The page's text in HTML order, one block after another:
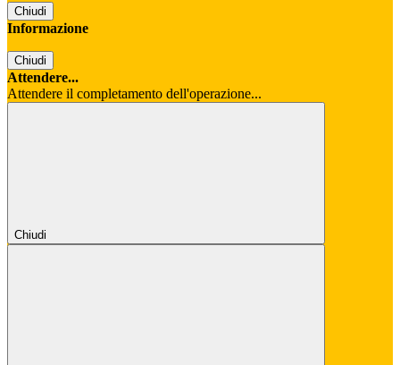
Chiudi
Informazione
Chiudi
Attendere...
Attendere il completamento dell'operazione...
Chiudi